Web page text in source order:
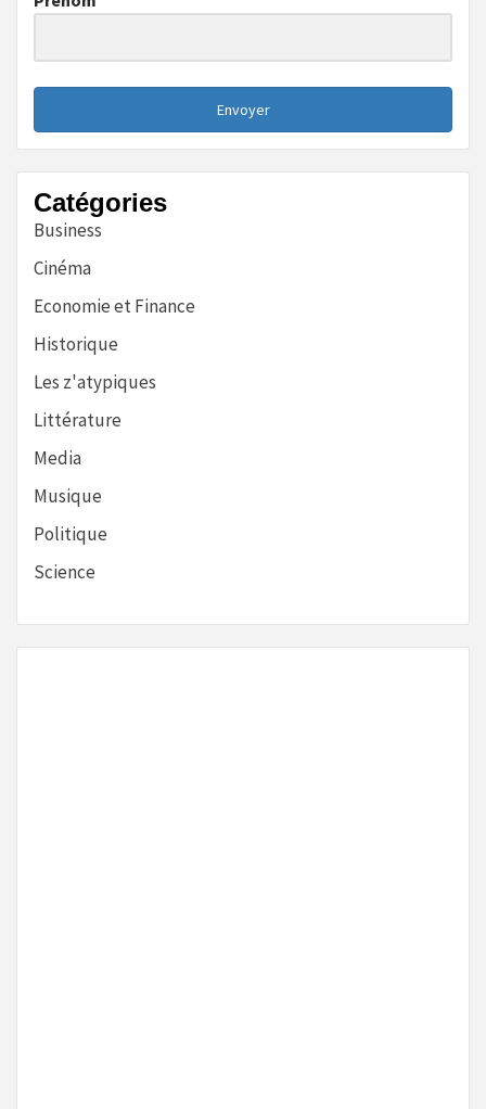
Envoyer
Catégories
Business
Cinéma
Economie et Finance
Historique
Les z'atypiques
Littérature
Media
Musique
Politique
Science